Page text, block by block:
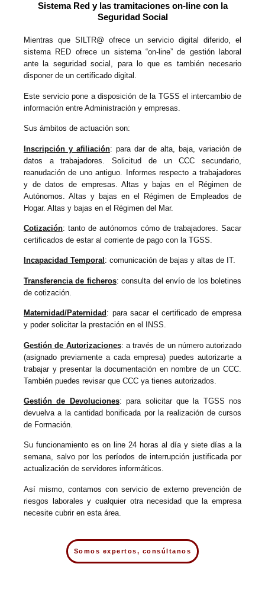
Sistema Red y las tramitaciones on-line con la
Seguridad Social
Mientras que SILTR@ ofrece un servicio digital diferido, el
sistema RED ofrece un sistema “on-line” de gestión laboral
ante la seguridad social, para lo que es también necesario
disponer de un certificado digital.
Este servicio pone a disposición de la TGSS el intercambio de
información entre Administración y empresas.
Sus ámbitos de actuación son:
Inscripción y afiliación: para dar de alta, baja, variación de
datos a trabajadores. Solicitud de un CCC secundario,
reanudación de uno antiguo. Informes respecto a trabajadores
y de datos de empresas. Altas y bajas en el Régimen de
Autónomos. Altas y bajas en el Régimen de Empleados de
Hogar. Altas y bajas en el Régimen del Mar.
Cotización: tanto de autónomos cómo de trabajadores. Sacar
certificados de estar al corriente de pago con la TGSS.
Incapacidad Temporal : comunicación de bajas y altas de IT.
Transferencia de ficheros: consulta del envío de los boletines
de cotización.
Maternidad/Paternidad : para sacar el certificado de empresa
y poder solicitar la prestación en el INSS.
Gestión de Autorizaciones: a través de un número autorizado
(asignado previamente a cada empresa) puedes autorizarte a
trabajar y presentar la documentación en nombre de un CCC.
También puedes revisar que CCC ya tienes autorizados.
Gestión de Devoluciones: para solicitar que la TGSS nos
devuelva a la cantidad bonificada por la realización de cursos
de Formación.
Su funcionamiento es on line 24 horas al día y siete días a la
semana, salvo por los períodos de interrupción justificada por
actualización de servidores informáticos.
Así mismo, contamos con servicio de externo prevención de
riesgos laborales y cualquier otra necesidad que la empresa
necesite cubrir en esta área.
Somos expertos, consúltanos